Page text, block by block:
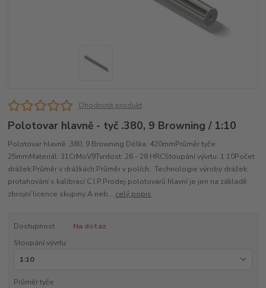
Ohodnotit produkt
Polotovar hlavně - tyč .380, 9 Browning / 1:10
Polotovar hlavně .380, 9 Browning Délka: 420mmPrůměr tyče:
25mmMateriál: 31CrMoV9Tvrdost: 26 - 28 HRCStoupání vývrtu: 1:10Počet
drážek:Průměr v drážkách:Průměr v polích: Technologie výroby drážek:
protahování s kalibrací C.I.P.Prodej polotovarů hlavní je jen na základě
zbrojní licence skupiny A neb... celý popis
Dostupnost
Na dotaz
Stoupání vývrtu
Průměr tyče